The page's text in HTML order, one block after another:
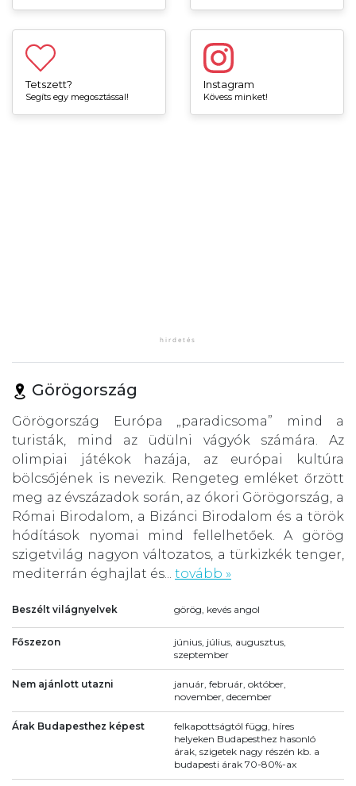
Tetszett?
Segíts egy megosztással!
Instagram
Kövess minket!
Görögország
Görögország Európa „paradicsoma” mind a
turisták, mind az üdülni vágyók számára. Az
olimpiai játékok hazája, az európai kultúra
bölcsőjének is nevezik. Rengeteg emléket őrzött
meg az évszázadok során, az ókori Görögország, a
Római Birodalom, a Bizánci Birodalom és a török
hódítások nyomai mind fellelhetőek. A görög
szigetvilág nagyon változatos, a türkizkék tenger,
mediterrán éghajlat és... tovább »
Beszélt világnyelvek görög, kevés angol
Főszezon
június, július, augusztus,
szeptember
Nem ajánlott utazni
január, február, október,
november, december
Árak Budapesthez képest
felkapottságtól függ, híres
helyeken Budapesthez hasonló
árak, szigetek nagy részén kb. a
budapesti árak 70-80%-ax